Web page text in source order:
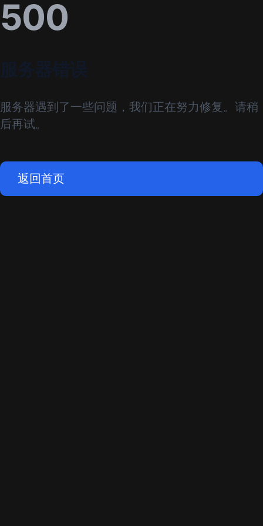
500
服务器遇到了一些问题，我们正在努力修复。请稍
后再试。
返回首页